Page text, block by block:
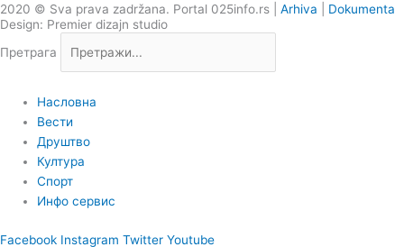
2020 © Sva prava zadržana. Portal 025info.rs | Arhiva
Dokumenta
Design: Premier dizajn studio
Претрага
Насловна
Вести
Друштво
Култура
Спорт
Инфо сервис
Facebook Instagram Twitter Youtube